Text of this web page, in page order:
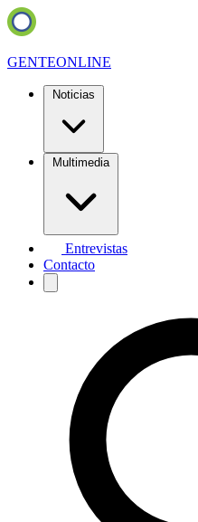
GENTEONLINE
Noticias
Multimedia
Entrevistas
Contacto